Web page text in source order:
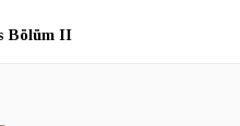
Bölüm II